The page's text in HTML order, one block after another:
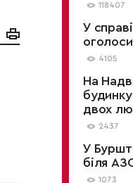
118407
У
4105
На
двох
2437
У
біля
1073